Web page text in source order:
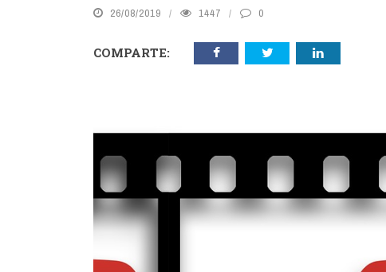
26/08/2019 1447 0
COMPARTE: